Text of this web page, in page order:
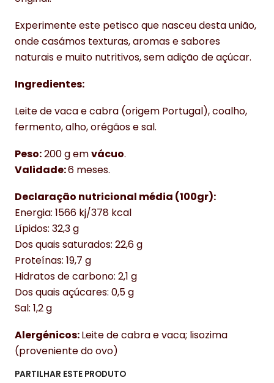
Experimente este petisco que nasceu desta união,
onde casámos texturas, aromas e sabores
naturais e muito nutritivos, sem adição de açúcar.
Ingredientes:
Leite de vaca e cabra (origem Portugal), coalho,
fermento, alho, orégãos e sal.
Peso:200 g emvácuo.
Validade:6 meses.
Declaração nutricional média (100gr):
Energia: 1566 kj/378 kcal
Lípidos: 32,3 g
Dos quais saturados: 22,6 g
Proteínas: 19,7 g
Hidratos de carbono: 2,1 g
Dos quais açúcares: 0,5 g
Sal: 1,2 g
Alergénicos:Leite de cabra e vaca; lisozima
(proveniente do ovo)
PARTILHAR ESTE PRODUTO